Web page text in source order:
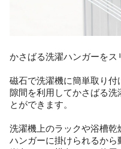
かさばる洗濯ハンガーをス
磁石で洗濯機に簡単取り付
隙間を利用してかさばる洗
とができます。
洗濯機上のラックや浴槽
ハンガーに掛けられるから